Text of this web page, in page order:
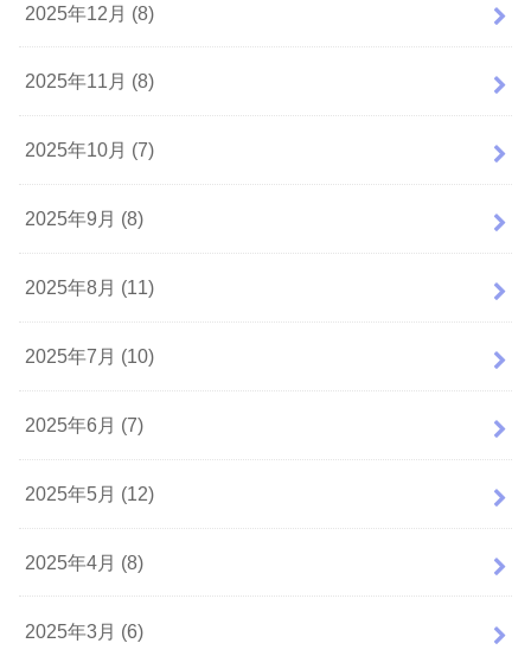
2025年12月 (8)
2025年11月 (8)
2025年10月 (7)
2025年9月 (8)
2025年8月 (11)
2025年7月 (10)
2025年6月 (7)
2025年5月 (12)
2025年4月 (8)
2025年3月 (6)